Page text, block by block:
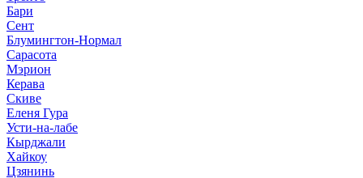
Бари
Сент
Блумингтон-Нормал
Сарасота
Мэрион
Керава
Скиве
Еленя Гура
Усти-на-лабе
Кырджали
Хайкоу
Цзянинь